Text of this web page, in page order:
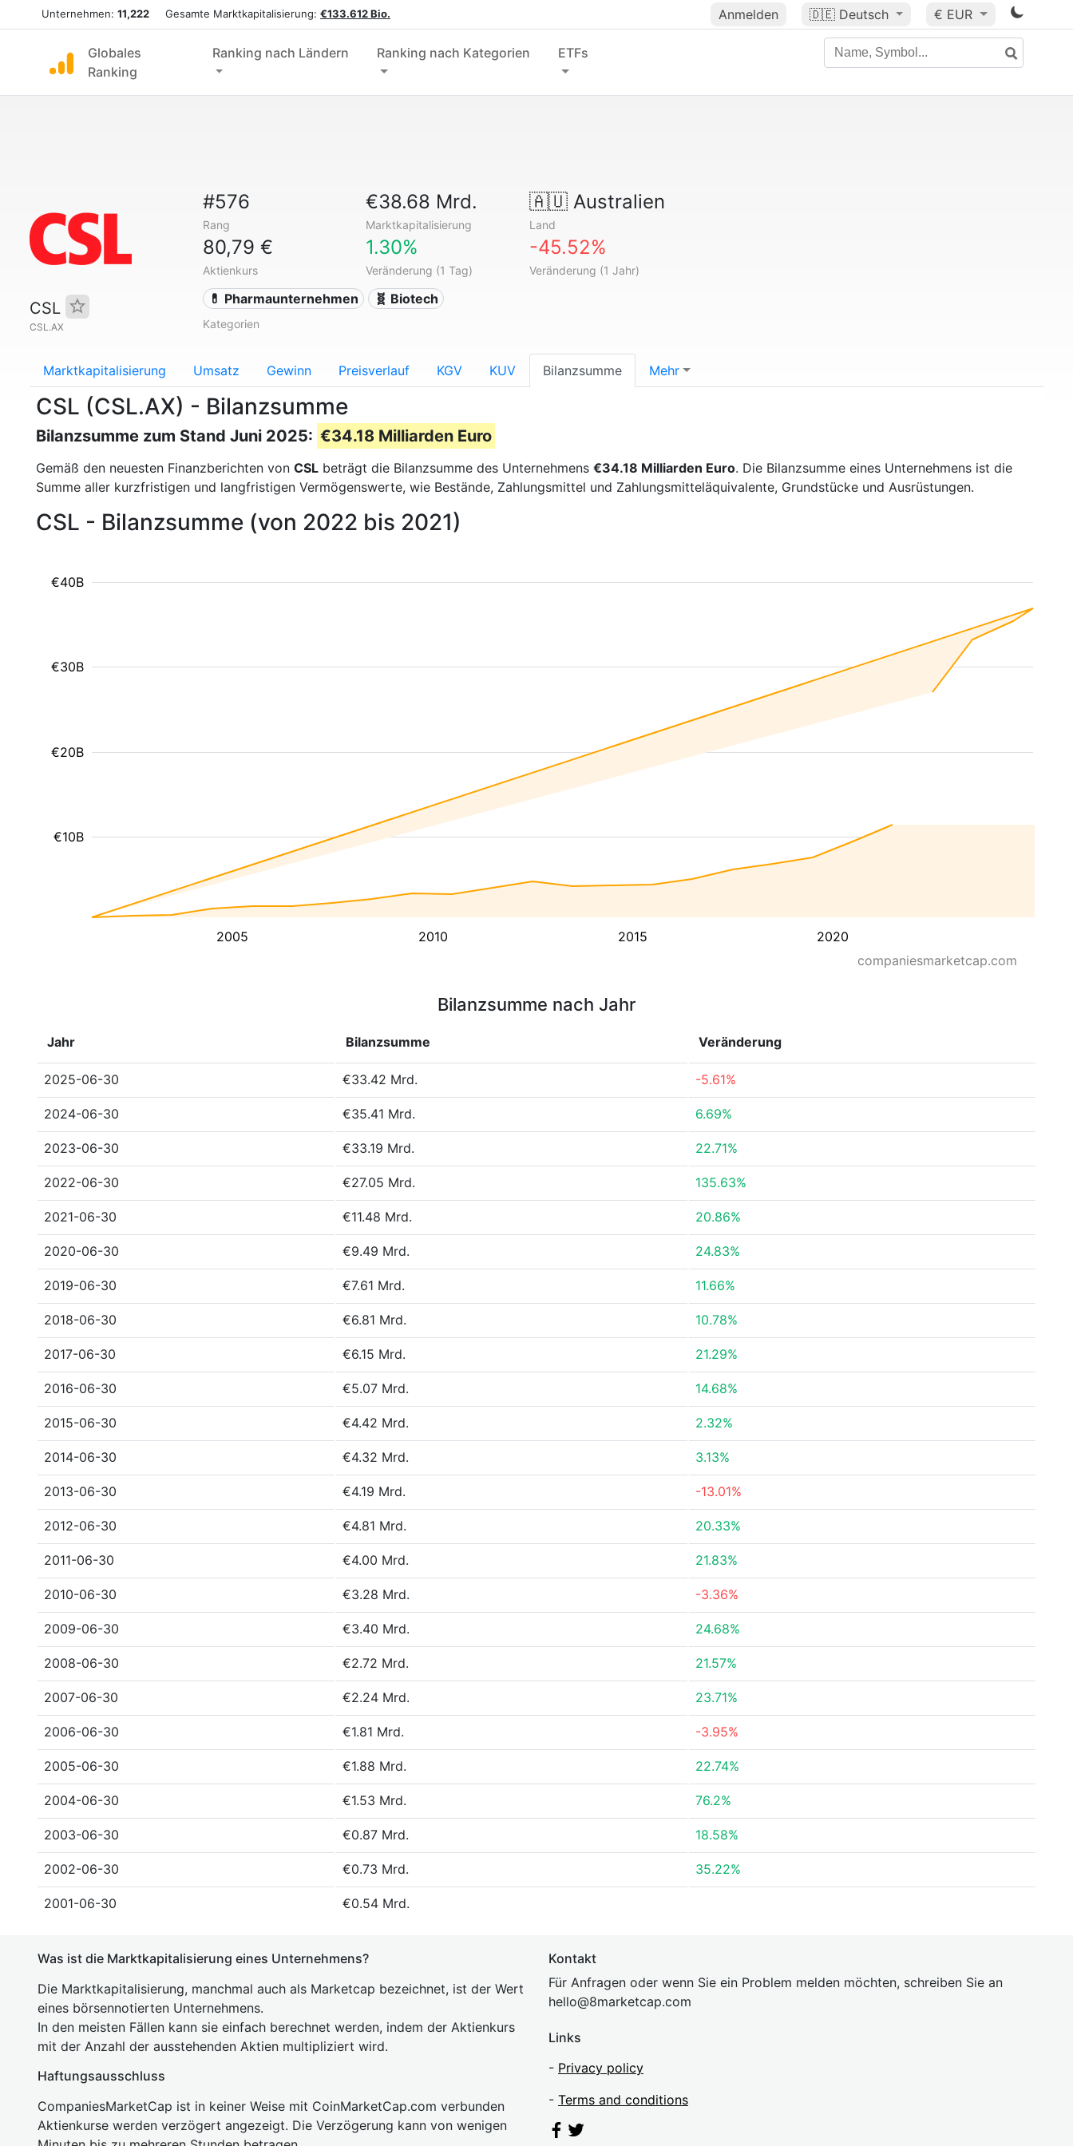
Unternehmen: 11,222 Gesamte Marktkapitalisierung: €133.612 Bio. Anmelden 🇩🇪 Deutsch € EUR
Globales
Ranking
Ranking nach Ländern Ranking nach Kategorien ETFs
CSL
CSL.AX
#576
Rang
€38.68 Mrd.
Marktkapitalisierung
🇦🇺Australien
Land
80,79 €
Aktienkurs
1.30%
Veränderung (1 Tag)
-45.52%
Veränderung (1 Jahr)
💊 Pharmaunternehmen 🧬 Biotech
Kategorien
Marktkapitalisierung Umsatz Gewinn Preisverlauf KGV KUV Bilanzsumme Mehr
CSL (CSL.AX) - Bilanzsumme
Bilanzsumme zum Stand Juni 2025: €34.18 Milliarden Euro
Gemäß den neuesten Finanzberichten von CSL beträgt die Bilanzsumme des Unternehmens €34.18 Milliarden Euro. Die Bilanzsumme eines Unternehmens ist die
Summe aller kurzfristigen und langfristigen Vermögenswerte, wie Bestände, Zahlungsmittel und Zahlungsmitteläquivalente, Grundstücke und Ausrüstungen.
CSL - Bilanzsumme (von 2022 bis 2021)
2005 2010 2015 2020
€10B
€20B
€30B
€40B
companiesmarketcap.com
Bilanzsumme nach Jahr
Jahr Bilanzsumme Veränderung
2025-06-30 €33.42 Mrd. -5.61%
2024-06-30 €35.41 Mrd. 6.69%
2023-06-30 €33.19 Mrd. 22.71%
2022-06-30 €27.05 Mrd. 135.63%
2021-06-30 €11.48 Mrd. 20.86%
2020-06-30 €9.49 Mrd. 24.83%
2019-06-30 €7.61 Mrd. 11.66%
2018-06-30 €6.81 Mrd. 10.78%
2017-06-30 €6.15 Mrd. 21.29%
2016-06-30 €5.07 Mrd. 14.68%
2015-06-30 €4.42 Mrd. 2.32%
2014-06-30 €4.32 Mrd. 3.13%
2013-06-30 €4.19 Mrd. -13.01%
2012-06-30 €4.81 Mrd. 20.33%
2011-06-30 €4.00 Mrd. 21.83%
2010-06-30 €3.28 Mrd. -3.36%
2009-06-30 €3.40 Mrd. 24.68%
2008-06-30 €2.72 Mrd. 21.57%
2007-06-30 €2.24 Mrd. 23.71%
2006-06-30 €1.81 Mrd. -3.95%
2005-06-30 €1.88 Mrd. 22.74%
2004-06-30 €1.53 Mrd. 76.2%
2003-06-30 €0.87 Mrd. 18.58%
2002-06-30 €0.73 Mrd. 35.22%
2001-06-30 €0.54 Mrd.
Was ist die Marktkapitalisierung eines Unternehmens?
Die Marktkapitalisierung, manchmal auch als Marketcap bezeichnet, ist der Wert
eines börsennotierten Unternehmens.
In den meisten Fällen kann sie einfach berechnet werden, indem der Aktienkurs
mit der Anzahl der ausstehenden Aktien multipliziert wird.
Haftungsausschluss
CompaniesMarketCap ist in keiner Weise mit CoinMarketCap.com verbunden
Aktienkurse werden verzögert angezeigt. Die Verzögerung kann von wenigen
Kontakt
Für Anfragen oder wenn Sie ein Problem melden möchten, schreiben Sie an
hello@8marketcap.com
Links
- Privacy policy
- Terms and conditions